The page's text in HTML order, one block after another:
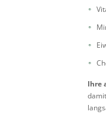
Ihre